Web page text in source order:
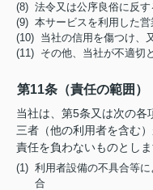
(8) 法令又は公序良俗に反す
(9) 本サービスを利用した
(10) 当社の信用を傷つけ、
(11) その他、当社が不適切
第11条（責任の範囲）
当社は、第5条又は次の各
三者（他の利用者を含む
責任を負わないものとしま
(1) 利用者設備の不具合等
合